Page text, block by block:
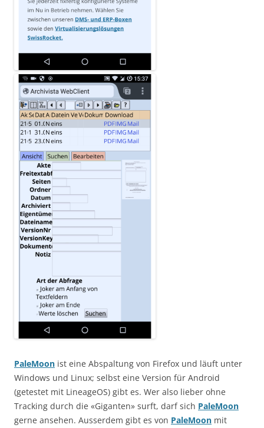
PaleMoon ist eine Abspaltung von Firefox und läuft unter
Windows und Linux; selbst eine Version für Android
(getestet mit LineageOS) gibt es. Wer also lieber ohne
Tracking durch die «Giganten» surft, darf sich PaleMoon
gerne ansehen. Ausserdem gibt es von PaleMoon mit